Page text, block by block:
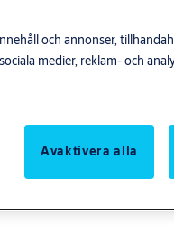
och annonser,
medier, reklam- och
Avaktivera alla